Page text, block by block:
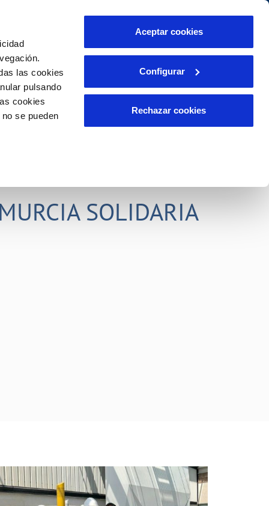
las cookies
pulsando
cookies
se pueden
Aceptar cookies
Configurar
Rechazar cookies
INCIDENCIAS
Comunica anomalías o posibles
PORTAL DE TRANSPARENCIA
Área de clientes
SOLIDARIA